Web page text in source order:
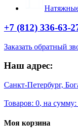
+7 (812) 336-63-
Заказать обратный
Наш адрес:
Санкт-Петербург,
Товаров: 0, на сумму:
Моя корзина